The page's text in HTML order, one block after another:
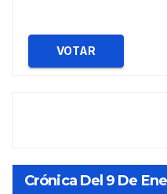
VOTAR
Crónica Del 9 De